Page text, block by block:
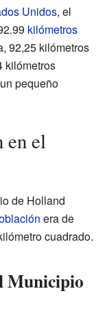
Unidos, el
kilómetros
92,25 kilómetros
kilómetros
pequeño
en el
de Holland
era de
cuadrado.
Municipio